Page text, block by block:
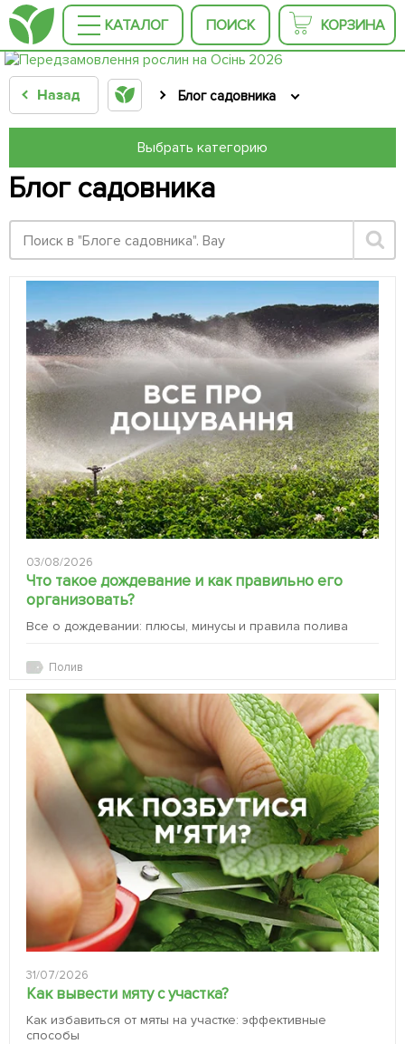
КАТАЛОГ ПОИСК КОРЗИНА
Назад Блог садовника
Выбрать категорию
Блог садовника
03/08/2026
Что такое дождевание и как правильно его
организовать?
Все о дождевании: плюсы, минусы и правила полива
Полив
31/07/2026
Как вывести мяту с участка?
Как избавиться от мяты на участке: эффективные
способы